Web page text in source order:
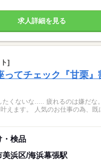
求人詳細を見る
]
てチェック『甘栗』
の為、既に登録してい
・検品
浜区/海浜幕張駅